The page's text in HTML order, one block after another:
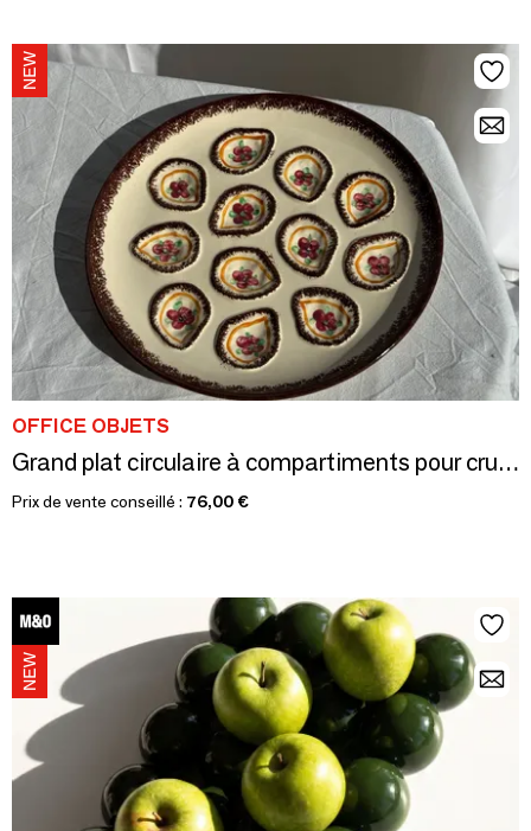
OFFICE OBJETS
Grand plat circulaire à compartiments pour crustacés coquillages
Prix de vente conseillé : 76,00 €